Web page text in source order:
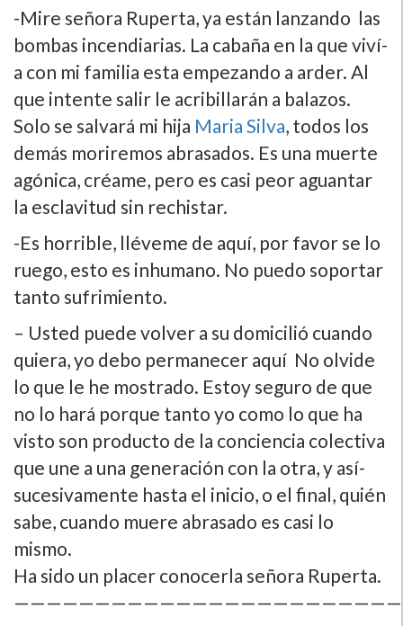
-Mire señora Ruperta, ya están lanzando las
bombas incendiarias. La cabaña en la que viví­
a con mi familia esta empezando a arder. Al
que intente salir le acribillarán a balazos.
Solo se salvará mi hija Maria Silva, todos los
demás moriremos abrasados. Es una muerte
agónica, créame, pero es casi peor aguantar
la esclavitud sin rechistar.
-Es horrible, lléveme de aquí­, por favor se lo
ruego, esto es inhumano. No puedo soportar
tanto sufrimiento.
– Usted puede volver a su domicilió cuando
quiera, yo debo permanecer aquí­ No olvide
lo que le he mostrado. Estoy seguro de que
no lo hará porque tanto yo como lo que ha
visto son producto de la conciencia colectiva
que une a una generación con la otra, y así­
sucesivamente hasta el inicio, o el final, quién
sabe, cuando muere abrasado es casi lo
mismo.
Ha sido un placer conocerla señora Ruperta.